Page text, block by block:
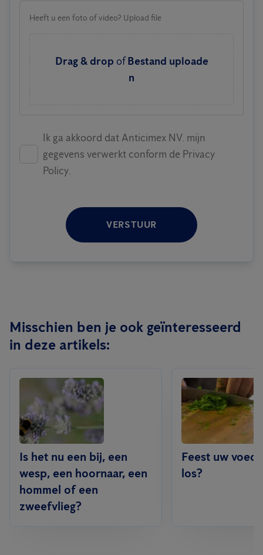
Heeft u een foto of video? Upload file
Drag & drop of Bestand uploade
n
Ik ga akkoord dat Anticimex NV. mijn
gegevens verwerkt conform de Privacy
Policy.
VERSTUUR
Misschien ben je ook geïnteresseerd
in deze artikels:
Is het nu een bij, een
wesp, een hoornaar, een
hommel of een
zweefvlieg?
Feest uw
los?